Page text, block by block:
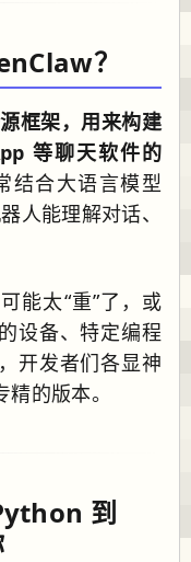
？
框架，用来构建
等聊天软件的
结合大语言模型
人能理解对话、
能太“重”了，或
设备、特定编程
开发者们各显神
的版本。
到